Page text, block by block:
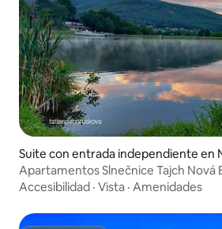
Suite con entrada independiente en
a
Apartamentos Slnečnice Tajch Nová
Accesibilidad · Vista · Amenidades